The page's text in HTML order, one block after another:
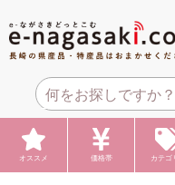
オススメ 価格帯 カテゴ